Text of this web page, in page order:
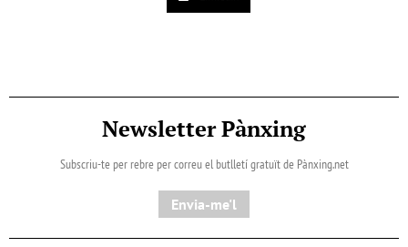
Newsletter Pànxing
Subscriu-te per rebre per correu el butlletí gratuït de Pànxing.net​
Envia-me'l